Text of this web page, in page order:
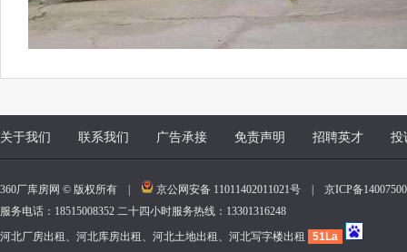
关于我们 联系我们 广告承接 免责声明 招聘英才 投
360厂库房网 © 版权所有 | 京公网安备 11011402011021号
京ICP备
服务电话：18515008352 二十四小时服务热线：13301316248
河北厂房出租、河北库房出租、河北土地出租、河北写字楼出租
51La